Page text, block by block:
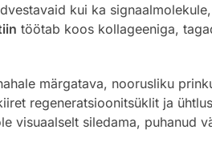
kui ka
töötab koos kollageeniga,
märgatava, noorusliku
regeneratsioonitsüklit ja
visuaalselt siledama, puhanud